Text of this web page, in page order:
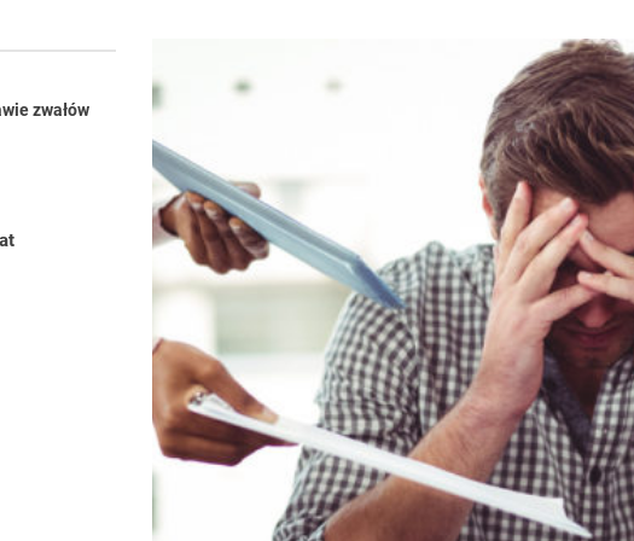
Dębieńsko – woda nieprzydatna do spożycia!!!
ma Rybnik?
kolejnych afer w ochronie zdrowia — czas zacząć mówić o
zwałów